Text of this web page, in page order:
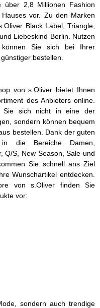
über 2,8 Millionen Fashion
vor. Zu den Marken
Black Label, Triangle,
Liebeskind Berlin. Nutzen
Sie sich bei Ihrer
bestellen.
von s.Oliver bietet Ihnen
des Anbieters online.
Sie sich nicht in eine der
sondern können bequem
bestellen. Dank der guten
in die Bereiche Damen,
Q/S, New Season, Sale und
Sie schnell ans Ziel
Wunschartikel entdecken.
von s.Oliver finden Sie
vor:
sondern auch trendige